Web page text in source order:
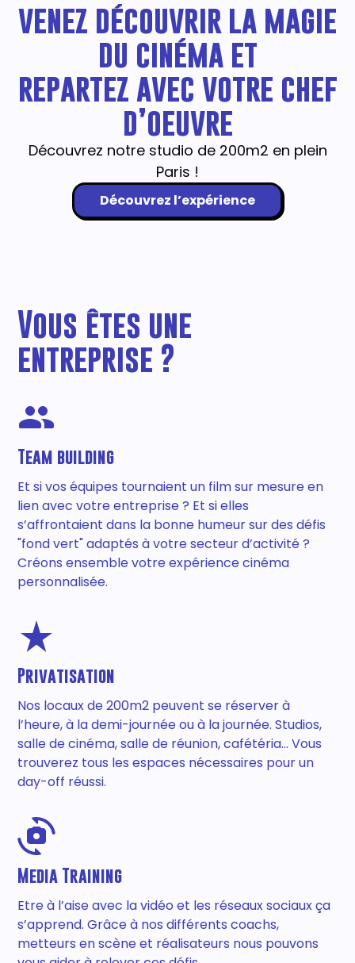
venez découvrir la magie
du cinéma et
repartez avec votre chef
d’oeuvre
Découvrez notre studio de 200m2 en plein
Paris !
Découvrez l’expérience
Vous êtes une
entreprise ?
Team building
Et si vos équipes tournaient un film sur mesure en
lien avec votre entreprise ? Et si elles
s’affrontaient dans la bonne humeur sur des défis
"fond vert" adaptés à votre secteur d’activité ?
Créons ensemble votre expérience cinéma
personnalisée.
Privatisation
Nos locaux de 200m2 peuvent se réserver à
l’heure, à la demi-journée ou à la journée. Studios,
salle de cinéma, salle de réunion, cafétéria... Vous
trouverez tous les espaces nécessaires pour un
day-off réussi.
Media Training
Etre à l’aise avec la vidéo et les réseaux sociaux ça
s’apprend. Grâce à nos différents coachs,
metteurs en scène et réalisateurs nous pouvons